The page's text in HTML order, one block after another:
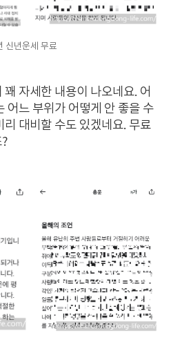
신년운세 무료
자세한 내용이 나오네요. 어
어느 부위가 어떻게 안 좋을 수
대비할 수도 있겠네요. 무료